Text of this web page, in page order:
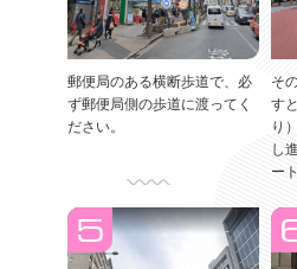
郵便局のある横断歩道で、必
ず郵便局側の歩道に渡ってく
ださい。
そ
す
り
し
ー